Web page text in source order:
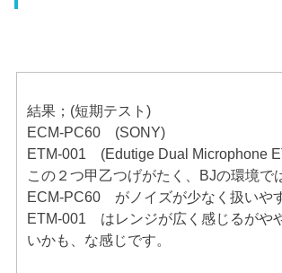
結果；(短期テスト)
ECM-PC60 (SONY)
ETM-001 (Edutige Dual Microphone
この２つ甲乙つげがたく、BJの環境で
ECM-PC60 がノイズが少なく扱いや
ETM-001 はレンジが広く感じるがや
いかも、な感じです。